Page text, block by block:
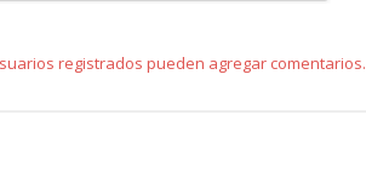
registrados pueden agregar comentarios.